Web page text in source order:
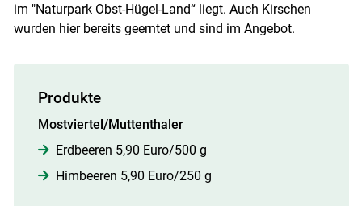
im "Naturpark Obst-Hügel-Land“ liegt. Auch Kirschen
wurden hier bereits geerntet und sind im Angebot.
Produkte
Mostviertel/Muttenthaler
Erdbeeren 5,90 Euro/500 g
Himbeeren 5,90 Euro/250 g